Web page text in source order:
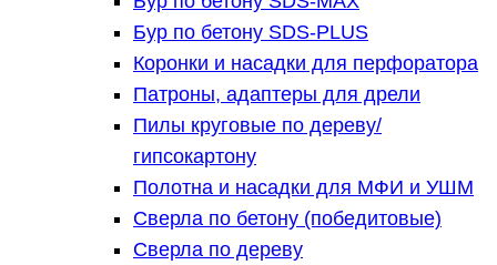
Бур по бетону SDS-PLUS
Коронки и насадки для перфоратора
Патроны, адаптеры для дрели
Пилы круговые по дереву/
гипсокартону
Полотна и насадки для МФИ и УШМ
Сверла по бетону (победитовые)
Сверла по дереву